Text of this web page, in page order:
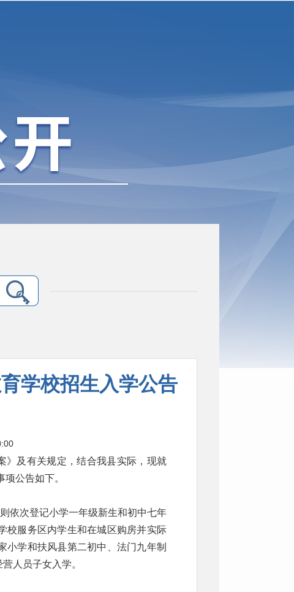
学校招生入学公告
》及有关规定，结合我县实际，现就
公告如下。
依次登记小学一年级新生和初中七年
校服务区内学生和在城区购房并实际
小学和扶风县第二初中、法门九年制
人员子女入学。